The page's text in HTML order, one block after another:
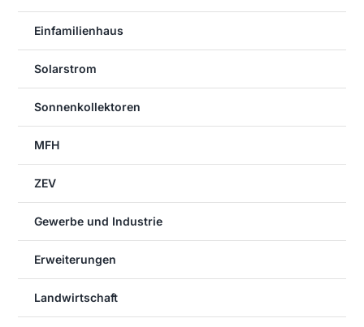
Einfamilienhaus
Solarstrom
Sonnenkollektoren
MFH
ZEV
Gewerbe und Industrie
Erweiterungen
Landwirtschaft